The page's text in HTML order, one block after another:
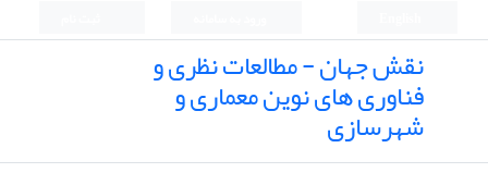
نقش جهان - مطالعات نظری و
فناوری های نوین معماری و
شهرسازی